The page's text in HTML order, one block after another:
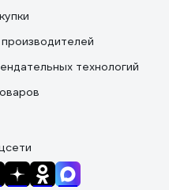
технологий